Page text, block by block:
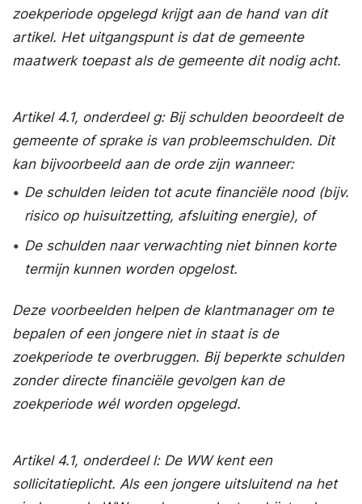
zoekperiode opgelegd krijgt aan de hand van dit
artikel. Het uitgangspunt is dat de gemeente
maatwerk toepast als de gemeente dit nodig acht.
Artikel 4.1, onderdeel g: Bij schulden beoordeelt de
gemeente of sprake is van probleemschulden. Dit
kan bijvoorbeeld aan de orde zijn wanneer:
• De schulden leiden tot acute financiële nood (bijv.
risico op huisuitzetting, afsluiting energie), of
• De schulden naar verwachting niet binnen korte
termijn kunnen worden opgelost.
Deze voorbeelden helpen de klantmanager om te
bepalen of een jongere niet in staat is de
zoekperiode te overbruggen. Bij beperkte schulden
zonder directe financiële gevolgen kan de
zoekperiode wél worden opgelegd.
Artikel 4.1, onderdeel l: De WW kent een
sollicitatieplicht. Als een jongere uitsluitend na het